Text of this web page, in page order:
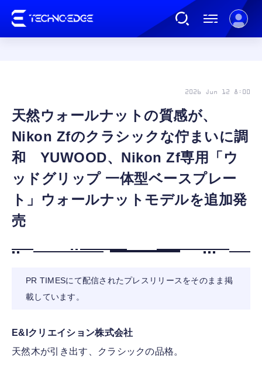
AI
ガジェット
ゲーム
天然ウォールナットの質感が、
Nikon Zfのクラシックな佇まいに調
和 YUWOOD、Nikon Zf専用「ウ
ッドグリップ 一体型ベースプレー
ト」ウォールナットモデルを追加発
売
2026 Jun 12 8:00
PR TIMESにて配信されたプレスリリースをそのまま掲
載しています。
E&Iクリエイション株式会社
天然木が引き出す、クラシックの品格。